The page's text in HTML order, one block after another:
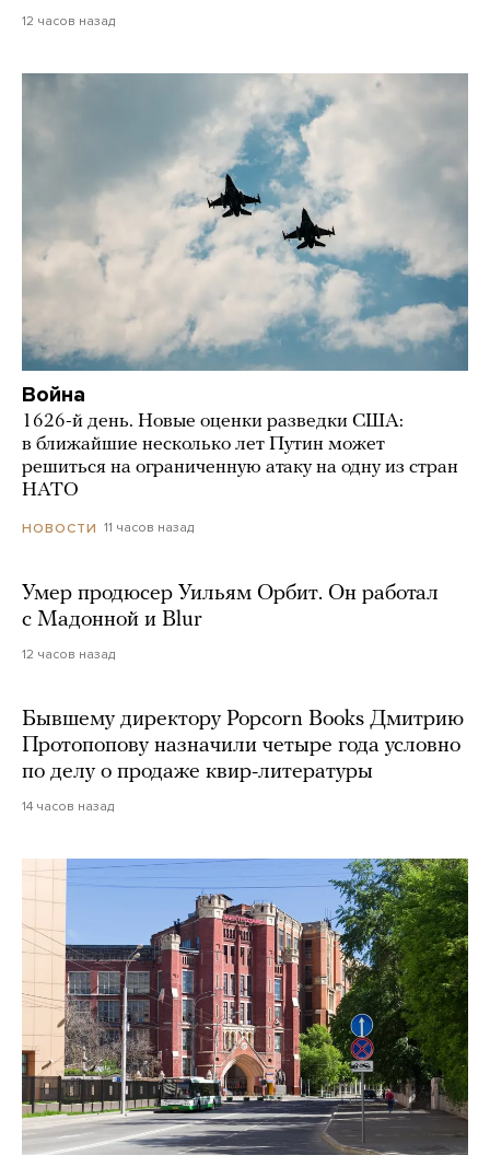
12 часов назад
Война
1626-й день. Новые оценки разведки США:
в ближайшие несколько лет Путин может
решиться на ограниченную атаку на одну из стран
НАТО
НОВОСТИ 11 часов назад
Умер продюсер Уильям Орбит. Он работал
с Мадонной и Blur
12 часов назад
Бывшему директору Popcorn Books Дмитрию
Протопопову назначили четыре года условно
по делу о продаже квир-литературы
14 часов назад